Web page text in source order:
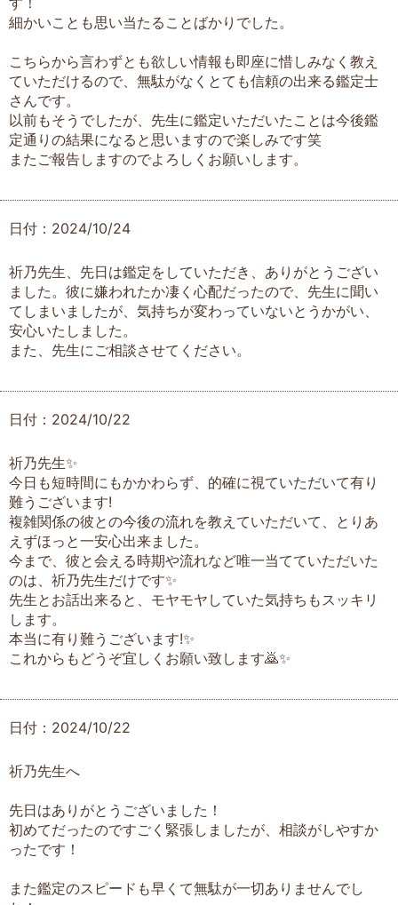
細かいことも思い当たることばかりでした。
こちらから言わずとも欲しい情報も即座に惜しみなく教え
ていただけるので、無駄がなくとても信頼の出来る鑑定士
さんです。
以前もそうでしたが、先生に鑑定いただいたことは今後鑑
定通りの結果になると思いますので楽しみです笑
またご報告しますのでよろしくお願いします。
日付：2024/10/24
祈乃先生、先日は鑑定をしていただき、ありがとうござい
ました。彼に嫌われたか凄く心配だったので、先生に聞い
てしまいましたが、気持ちが変わっていないとうかがい、
安心いたしました。
また、先生にご相談させてください。
日付：2024/10/22
祈乃先生✨
今日も短時間にもかかわらず、的確に視ていただいて有り
難うございます!
複雑関係の彼との今後の流れを教えていただいて、とりあ
えずほっと一安心出来ました。
今まで、彼と会える時期や流れなど唯一当てていただいた
のは、祈乃先生だけです✨
先生とお話出来ると、モヤモヤしていた気持ちもスッキリ
します。
本当に有り難うございます!✨
これからもどうぞ宜しくお願い致します🙇✨
日付：2024/10/22
祈乃先生へ
先日はありがとうございました！
初めてだったのですごく緊張しましたが、相談がしやすか
ったです！
また鑑定のスピードも早くて無駄が一切ありませんでし